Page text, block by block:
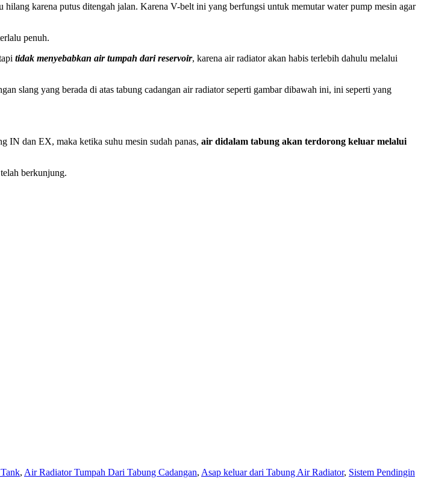
karena putus ditengah jalan. Karena V-belt ini yang berfungsi untuk memutar water pump mesin agar
penuh.
tidak menyebabkan air tumpah dari reservoir, karena air radiator akan habis terlebih dahulu melalui
slang yang berada di atas tabung cadangan air radiator seperti gambar dibawah ini, ini seperti yang
IN dan EX, maka ketika suhu mesin sudah panas, air didalam tabung akan terdorong keluar melalui
berkunjung.
, Air Radiator Tumpah Dari Tabung Cadangan, Asap keluar dari Tabung Air Radiator, Sistem Pendingin